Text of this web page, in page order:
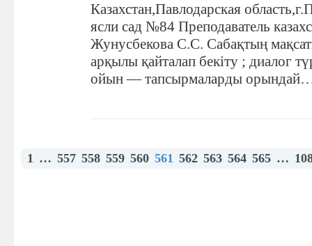
Казахстан,Павлодарская
ясли сад №84 Преподаватель
Жунусбекова С.С. Сабақтың
арқылы қайталап бекіту ; диалог
ойын — тапсырмаларды
1 … 557 558 559 560 561 562 563 564 565 …